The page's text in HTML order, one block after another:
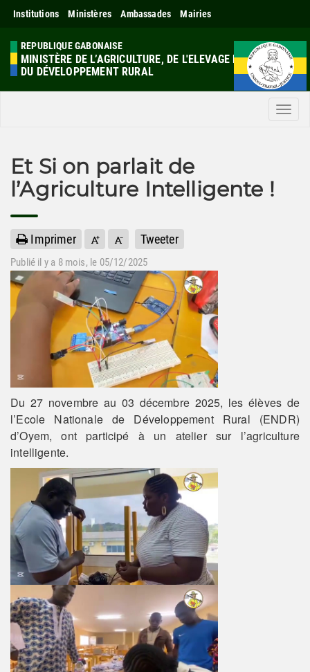
Institutions Ministères Ambassades Mairies
REPUBLIQUE GABONAISE
MINISTÈRE DE L’AGRICULTURE, DE L'ELEVAGE ET
DU DÉVELOPPEMENT RURAL
Menu
Et Si on parlait de
l’Agriculture Intelligente !
Imprimer Tweeter
Publié il y a 8 mois, le 05/12/2025
Du 27 novembre au 03 décembre 2025, les élèves de
l’Ecole Nationale de Développement Rural (ENDR)
d’Oyem, ont participé à un atelier sur l’agriculture
intelligente.